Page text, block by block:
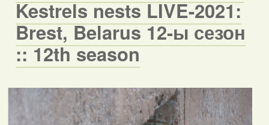
Kestrels nests LIVE-2021:
Brest, Belarus 12-ы сезон
:: 12th season